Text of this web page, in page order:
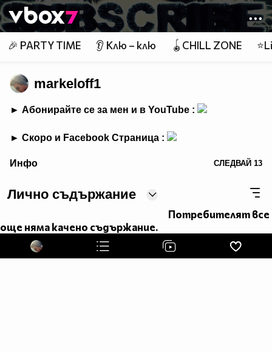
Member of
👾
🎉 PARTY TIME 👂 Клю – клю 🪀CHILL ZONE
markeloff1
► Абонирайте се за мен и в YouTube :
► Скоро и Facebook Страница :
Инфо СЛЕДВАЙ 13
Лично съдържание
Потребителят все
още няма качено съдържание.